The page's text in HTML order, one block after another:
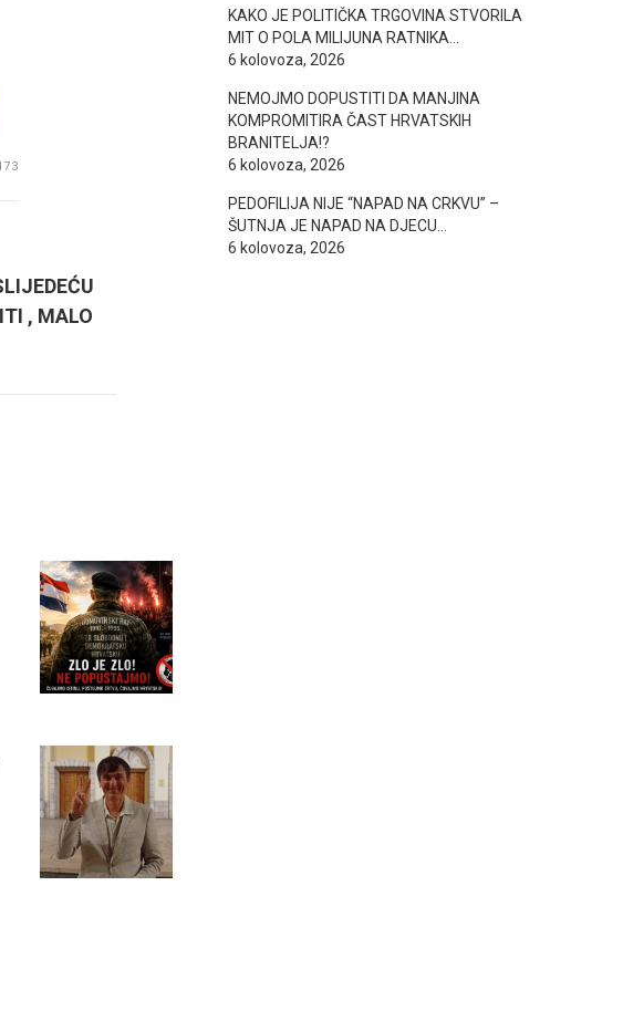
, MALO
KAKO JE POLITIČKA TRGOVINA STVORILA
MIT O POLA MILIJUNA RATNIKA…
6 kolovoza, 2026
NEMOJMO DOPUSTITI DA MANJINA
KOMPROMITIRA ČAST HRVATSKIH
BRANITELJA!?
6 kolovoza, 2026
PEDOFILIJA NIJE “NAPAD NA CRKVU” –
ŠUTNJA JE NAPAD NA DJECU…
6 kolovoza, 2026